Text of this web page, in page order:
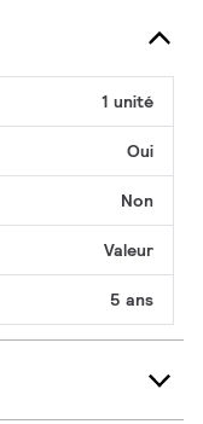
1 unité
Oui
Non
Valeur
5 ans